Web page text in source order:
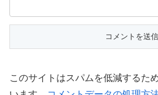
このサイトはスパムを低減するた